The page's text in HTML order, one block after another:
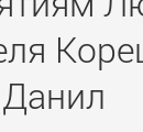
Данил